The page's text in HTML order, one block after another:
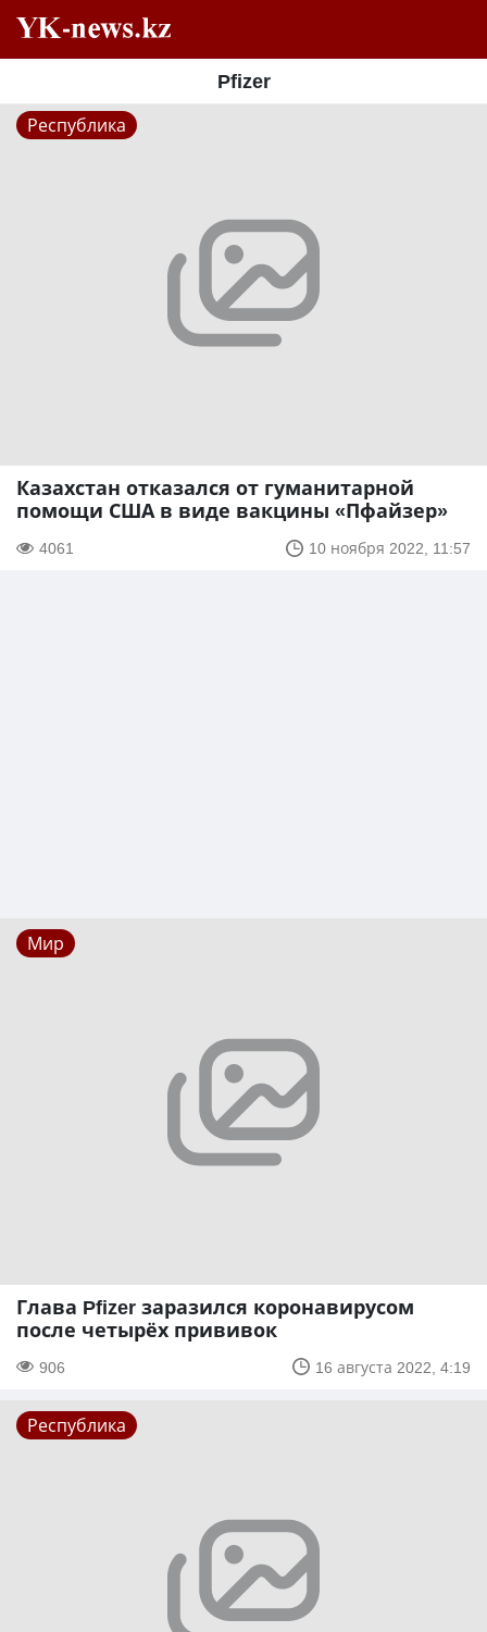
Pfizer
Республика
Казахстан отказался от гуманитарной
помощи США в виде вакцины «Пфайзер»
4061 10 ноября 2022, 11:57
Мир
Глава Pfizer заразился коронавирусом
после четырёх прививок
906 16 августа 2022, 4:19
Республика